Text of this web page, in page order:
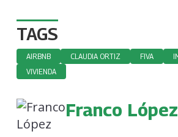
TAGS
AIRBNB CLAUDIA ORTIZ FIVA
VIVIENDA
Franco López